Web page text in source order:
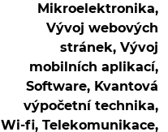
Mikroelektronika,
Vývoj webových
stránek, Vývoj
mobilních aplikací,
Software, Kvantová
výpočetní technika,
Wi-fi, Telekomunikace,